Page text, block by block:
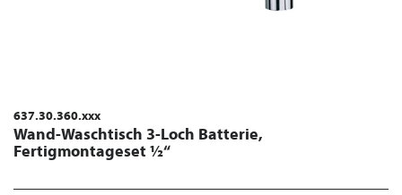
637.30.360.xxx
Wand-Waschtisch 3-Loch Batterie,
Fertigmontageset ½“